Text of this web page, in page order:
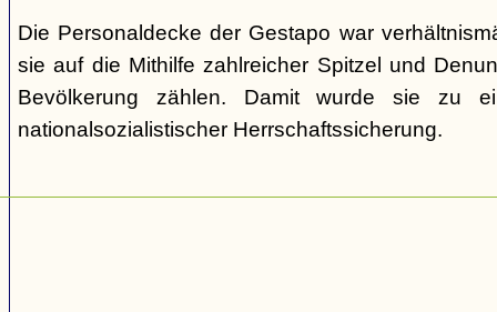
Die Personaldecke der Gestapo war
sie auf die Mithilfe zahlreicher Spitzel und
Bevölkerung zählen. Damit wurde sie zu
nationalsozialistischer Herrschaftssicherung.